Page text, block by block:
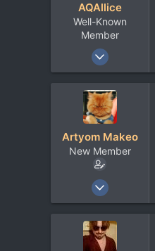
AQAllice
Well-Known
Member
29 Мар 2009
1.115
Artyom Makeo
New Member
15 Июл 2012
4